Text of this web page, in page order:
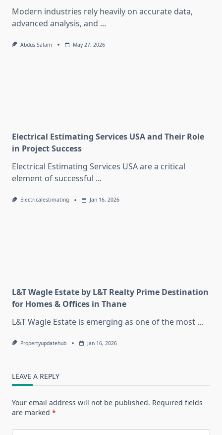
Modern industries rely heavily on accurate data,
advanced analysis, and ...
Abdus Salam May 27, 2026
Electrical Estimating Services USA and Their Role
in Project Success
Electrical Estimating Services USA are a critical
element of successful ...
Electricalestimating Jan 16, 2026
L&T Wagle Estate by L&T Realty Prime Destination
for Homes & Offices in Thane
L&T Wagle Estate is emerging as one of the most ...
Propertyupdatehub Jan 16, 2026
LEAVE A REPLY
Your email address will not be published. Required fields
are marked *